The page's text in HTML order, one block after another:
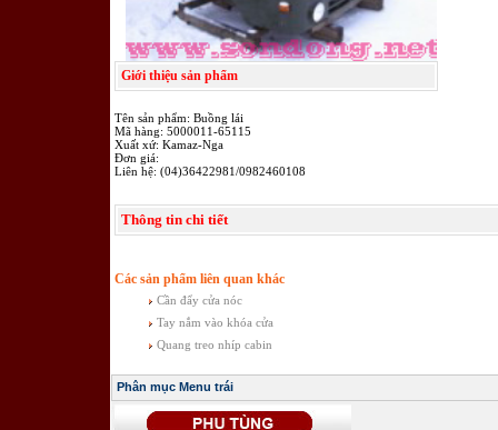
Giới thiệu sản phẩm
Tên sản phẩm: Buồng lái
Mã hàng: 5000011-65115
Xuất xứ: Kamaz-Nga
Đơn giá:
Liên hệ: (04)36422981/0982460108
Thông tin chi tiết
Các sản phẩm liên quan khác
Cần đẩy cửa nóc
Tay nắm vào khóa cửa
Quang treo nhíp cabin
Phân mục Menu trái